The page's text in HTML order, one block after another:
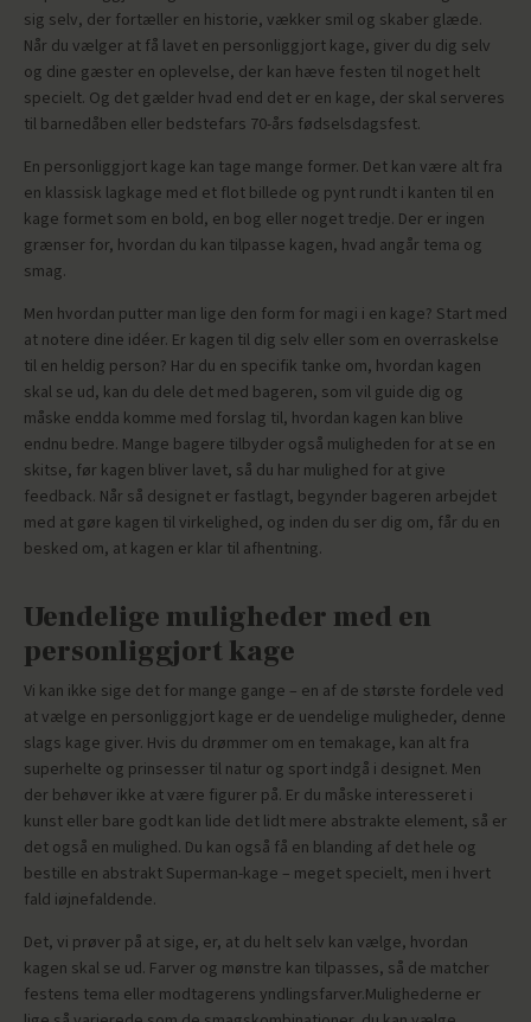
sig selv, der fortæller en historie, vækker smil og skaber glæde.
Når du vælger at få lavet en personliggjort kage, giver du dig selv
og dine gæster en oplevelse, der kan hæve festen til noget helt
specielt. Og det gælder hvad end det er en kage, der skal serveres
til barnedåben eller bedstefars 70-års fødselsdagsfest.
En personliggjort kage kan tage mange former. Det kan være alt fra
en klassisk lagkage med et flot billede og pynt rundt i kanten til en
kage formet som en bold, en bog eller noget tredje. Der er ingen
grænser for, hvordan du kan tilpasse kagen, hvad angår tema og
smag.
Men hvordan putter man lige den form for magi i en kage? Start med
at notere dine idéer. Er kagen til dig selv eller som en overraskelse
til en heldig person? Har du en specifik tanke om, hvordan kagen
skal se ud, kan du dele det med bageren, som vil guide dig og
måske endda komme med forslag til, hvordan kagen kan blive
endnu bedre. Mange bagere tilbyder også muligheden for at se en
skitse, før kagen bliver lavet, så du har mulighed for at give
feedback. Når så designet er fastlagt, begynder bageren arbejdet
med at gøre kagen til virkelighed, og inden du ser dig om, får du en
besked om, at kagen er klar til afhentning.
Uendelige muligheder med en
personliggjort kage
Vi kan ikke sige det for mange gange – en af de største fordele ved
at vælge en personliggjort kage er de uendelige muligheder, denne
slags kage giver. Hvis du drømmer om en temakage, kan alt fra
superhelte og prinsesser til natur og sport indgå i designet. Men
der behøver ikke at være figurer på. Er du måske interesseret i
kunst eller bare godt kan lide det lidt mere abstrakte element, så er
det også en mulighed. Du kan også få en blanding af det hele og
bestille en abstrakt Superman-kage – meget specielt, men i hvert
fald iøjnefaldende.
Det, vi prøver på at sige, er, at du helt selv kan vælge, hvordan
kagen skal se ud. Farver og mønstre kan tilpasses, så de matcher
festens tema eller modtagerens yndlingsfarver.Mulighederne er